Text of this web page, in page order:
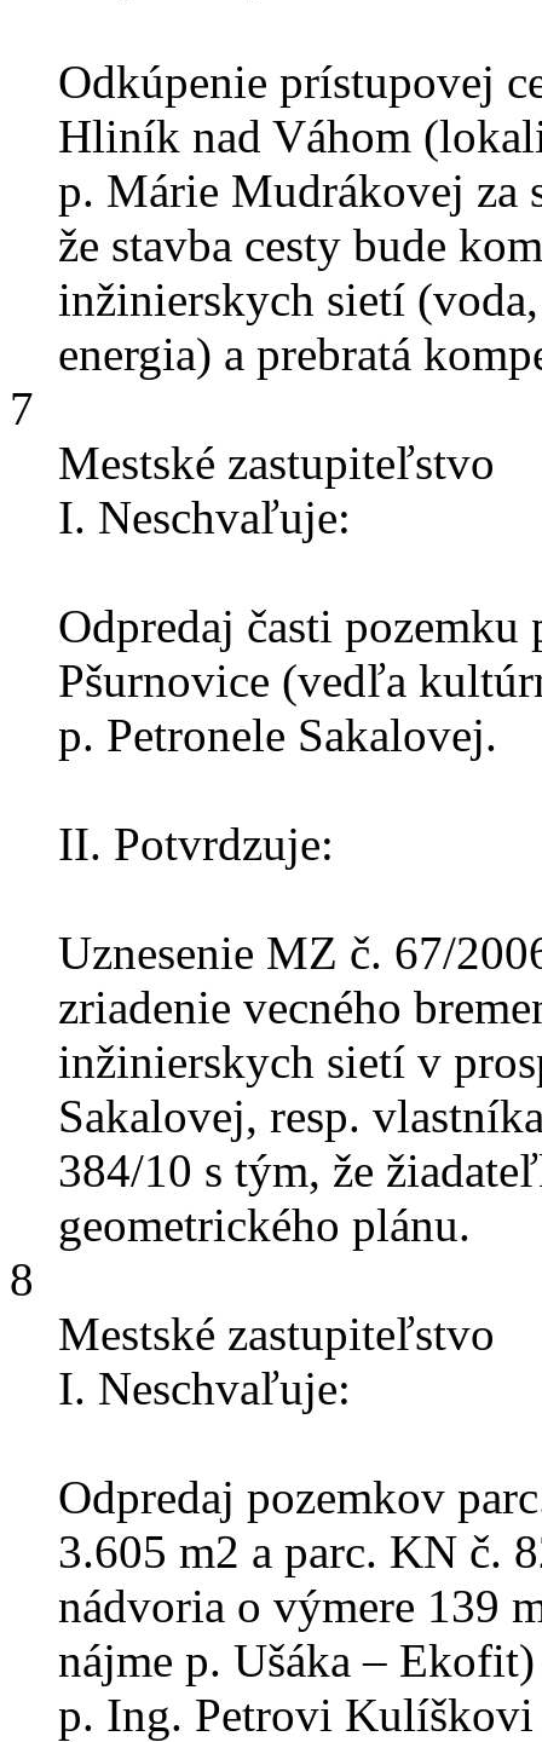
Odkúpenie prístupovej
Hliník nad Váhom
p. Márie Mudrákovej za
že stavba cesty bude
inžinierskych sietí
energia) a prebratá
7
Mestské zastupiteľstvo
I. Neschvaľuje:
Odpredaj časti
Pšurnovice (vedľa
p. Petronele Sakalovej.
II. Potvrdzuje:
Uznesenie MZ č. 67/
zriadenie vecného
inžinierskych sietí v
Sakalovej, resp.
384/10 s tým, že
geometrického plánu.
8
Mestské zastupiteľstvo
I. Neschvaľuje:
Odpredaj pozemkov
3.605 m2 a parc. KN č.
nádvoria o výmere 139
nájme p. Ušáka – Ekofit)
p. Ing. Petrovi Kulíškovi